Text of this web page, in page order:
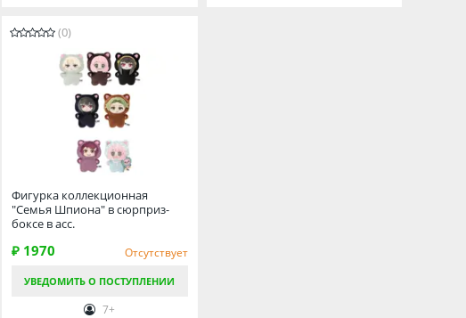
(0)
Фигурка коллекционная
"Семья Шпиона" в сюрприз-
боксе в асс.
₽ 1970 Отсутствует
УВЕДОМИТЬ О ПОСТУПЛЕНИИ
7+